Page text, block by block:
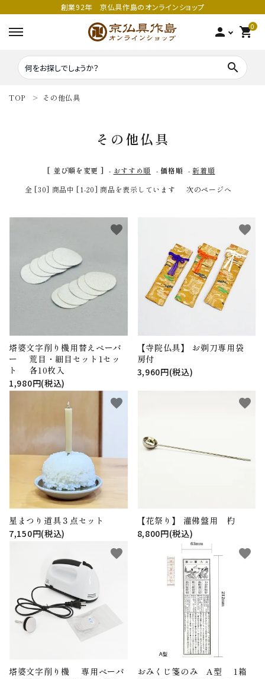
創業92年 京仏具作島のオンラインショップ
person 0
shopping_cart
search
五鈷
錫杖
鳴り物
印金
寺院仏具
アウトレット
ご利用ガイド
プライバシーポリシー
特定商取引法について
お問い合わせ
TOP その他仏具
その他仏具
[ 並び順を変更 ] - おすすめ順 -価格順 -新着順
全 [30] 商品中 [1-20] 商品を表示しています
次のページへ
塔婆文字削り機用替えペーパ
ー 荒目・細目セット1セッ
ト 各10枚入
1,980円(税込)
favorite
【寺院仏具】 お剃刀専用袋
房付
3,960円(税込)
favorite
星まつり道具３点セット
7,150円(税込)
favorite
【花祭り】 灌佛盤用 杓
8,800円(税込)
favorite
塔婆文字削り機 専用ペーパ
favorite
おみくじ箋のみ A型 1箱
favorite